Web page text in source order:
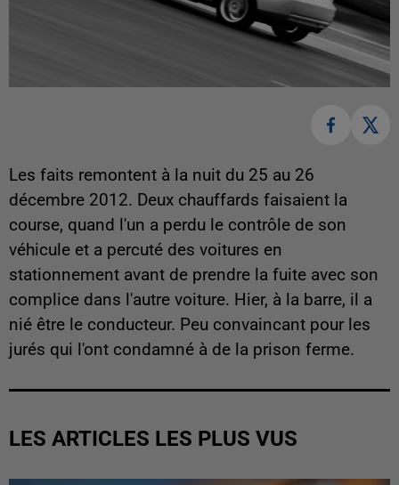
Les faits remontent à la nuit du 25 au 26
décembre 2012. Deux chauffards faisaient la
course, quand l'un a perdu le contrôle de son
véhicule et a percuté des voitures en
stationnement avant de prendre la fuite avec son
complice dans l'autre voiture. Hier, à la barre, il a
nié être le conducteur. Peu convaincant pour les
jurés qui l'ont condamné à de la prison ferme.
LES ARTICLES LES PLUS VUS